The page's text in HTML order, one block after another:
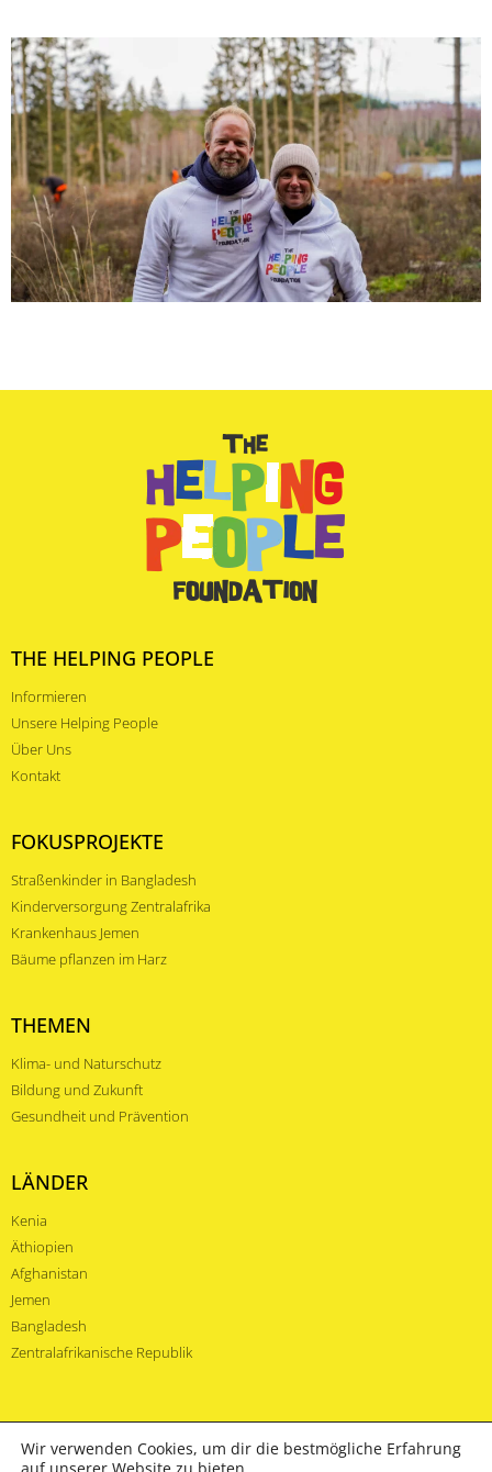
THE HELPING PEOPLE
Informieren
Unsere Helping People
Über Uns
Kontakt
FOKUSPROJEKTE
Straßenkinder in Bangladesh
Kinderversorgung Zentralafrika
Krankenhaus Jemen
Bäume pflanzen im Harz
THEMEN
Klima- und Naturschutz
Bildung und Zukunft
Gesundheit und Prävention
LÄNDER
Kenia
Äthiopien
Afghanistan
Jemen
Bangladesh
Zentralafrikanische Republik
Wir verwenden Cookies, um dir die bestmögliche Erfahrung